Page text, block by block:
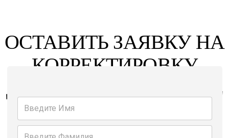
ОСТАВИТЬ ЗАЯВКУ НА
КОРРЕКТИРОВКУ
ДАННЫХ НА ПОРТАЛЕ
OPEN PLACE